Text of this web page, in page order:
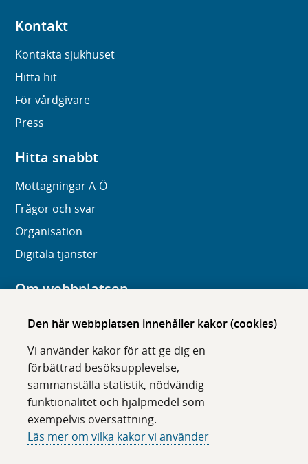
Den här webbplatsen innehåller kakor (cookies)
Vi använder kakor för att ge dig en
förbättrad besöksupplevelse,
sammanställa statistik, nödvändig
funktionalitet och hjälpmedel som
exempelvis översättning.
Läs mer om vilka kakor vi använder
Kontakt
Kontakta sjukhuset
Hitta hit
För vårdgivare
Press
Hitta snabbt
Mottagningar A-Ö
Frågor och svar
Organisation
Digitala tjänster
Om webbplatsen
Om karolinska.se
Tillgänglighet
Om cookies
Följ oss i sociala medier